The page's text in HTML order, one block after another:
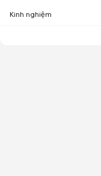
Kinh nghiệm